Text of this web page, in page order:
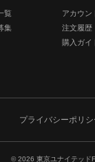
覧
集
アカウン
注文履歴
購入ガイ
プライバシーポリシ
© 2026 東京ユナイテッド